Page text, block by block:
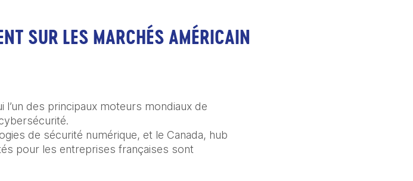
SUR LES MARCHÉS AMÉRICAIN
des principaux moteurs mondiaux de
de sécurité numérique, et le Canada, hub
pour les entreprises françaises sont